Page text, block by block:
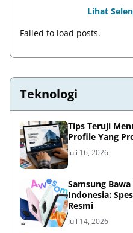
Lihat
Failed to load posts.
Teknologi
Tips Teruji
Profile Yang
Juli 16, 2026
Samsung
Indonesia:
Resmi
Juli 14, 2026